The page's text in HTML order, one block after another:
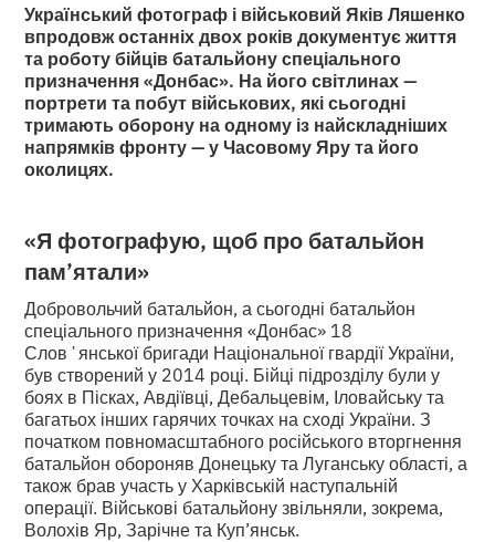
Український фотограф і військовий Яків Ляшенко
впродовж останніх двох років документує життя
та роботу бійців батальйону спеціального
призначення «Донбас». На його світлинах —
портрети та побут військових, які сьогодні
тримають оборону на одному із найскладніших
напрямків фронту — у Часовому Яру та його
околицях.
«Я фотографую, щоб про батальйон
пам’ятали»
Добровольчий батальйон, а сьогодні батальйон
спеціального призначення «Донбас» 18
Словʼянської бригади Національної гвардії України,
був створений у 2014 році. Бійці підрозділу були у
боях в Пісках, Авдіївці, Дебальцевім, Іловайську та
багатьох інших гарячих точках на сході України. З
початком повномасштабного російського вторгнення
батальйон обороняв Донецьку та Луганську області, а
також брав участь у Харківській наступальній
операції. Військові батальйону звільняли, зокрема,
Волохів Яр, Зарічне та Куп’янськ.